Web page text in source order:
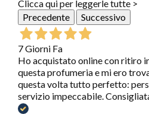
Clicca qui per leggerle tutte >
Precedente
Successivo
7 Giorni Fa
Ho acquistato online con ritiro
questa profumeria e mi ero
questa volta tutto perfetto:
servizio impeccabile.